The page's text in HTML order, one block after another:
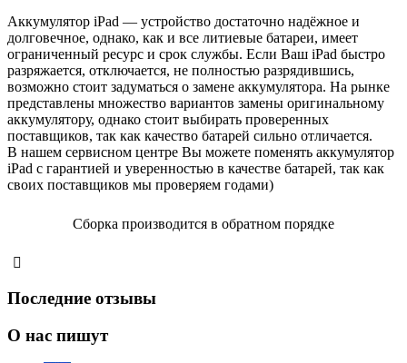
Аккумулятор iPad — устройство достаточно надёжное и
долговечное, однако, как и все литиевые батареи, имеет
ограниченный ресурс и срок службы. Если Ваш iPad быстро
разряжается, отключается, не полностью разрядившись,
возможно стоит задуматься о замене аккумулятора. На рынке
представлены множество вариантов замены оригинальному
аккумулятору, однако стоит выбирать проверенных
поставщиков, так как качество батарей сильно отличается.
В нашем сервисном центре Вы можете поменять аккумулятор
iPad с гарантией и уверенностью в качестве батарей, так как
своих поставщиков мы проверяем годами)
Сборка производится в обратном порядке
Последние отзывы
О нас пишут